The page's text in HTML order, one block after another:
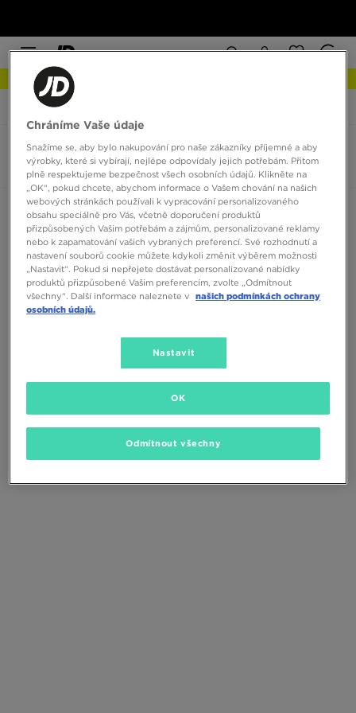
JD Sports Vans Slip-on
Vans Slip-on
0 produktů
Seřadit:Doporučené Filtrovat
Žádné produkty k zobrazení
Změňte kritéria vyhledávání nebo
odstraňte vybrané filtry
Chráníme Vaše údaje
Snažíme se, aby bylo nakupování pro naše zákazníky příjemné a aby
výrobky, které si vybírají, nejlépe odpovídaly jejich potřebám. Přitom
plně respektujeme bezpečnost všech osobních údajů. Klikněte na
„OK“, pokud chcete, abychom informace o Vašem chování na našich
webových stránkách používali k vypracování personalizovaného
obsahu speciálně pro Vás, včetně doporučení produktů
přizpůsobených Vašim potřebám a zájmům, personalizované reklamy
nebo k zapamatování vašich vybraných preferencí. Své rozhodnutí a
nastavení souborů cookie můžete kdykoli změnit výběrem možnosti
„Nastavit“. Pokud si nepřejete dostávat personalizované nabídky
produktů přizpůsobené Vašim preferencím, zvolte „Odmítnout
všechny“. Další informace naleznete v našich podmínkách ochrany
osobních údajů.
Nastavit
Odmítnout všechny
OK